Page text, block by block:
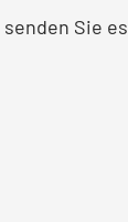
Sie es